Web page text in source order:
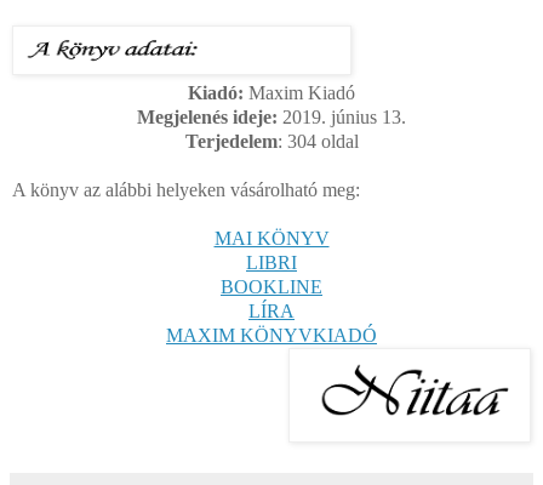
Kiadó: Maxim Kiadó
Megjelenés ideje: 2019. június 13.
Terjedelem: 304oldal
A könyv az alábbi helyeken vásárolható meg:
MAI KÖNYV
LIBRI
BOOKLINE
LÍRA
MAXIM KÖNYVKIADÓ